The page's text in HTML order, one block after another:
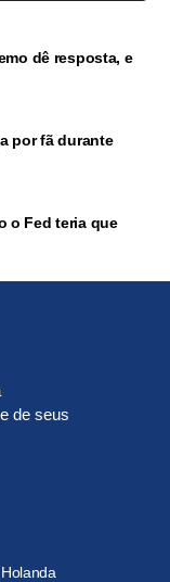
dê resposta, e
por fã durante
o Fed teria que
de seus